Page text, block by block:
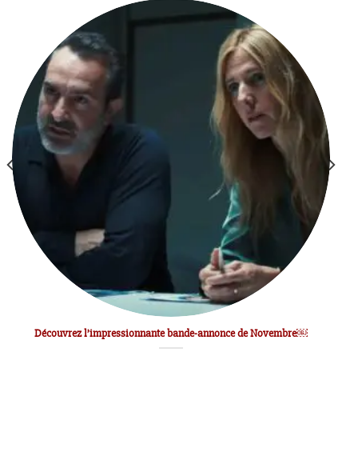
Découvrez l’impressionnante bande-annonce de Novembre￼